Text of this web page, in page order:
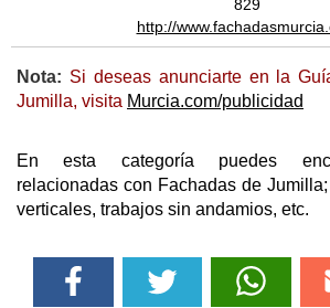
829
http://
Nota: Si deseas anunciarte en la
Jumilla, visita Murcia.com/publicidad
En esta categoría puedes
relacionadas con Fachadas de
verticales, trabajos sin andamios, etc.